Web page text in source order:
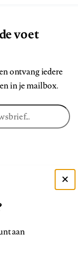
voet
ontvang iedere
in je mailbox.
onsaan